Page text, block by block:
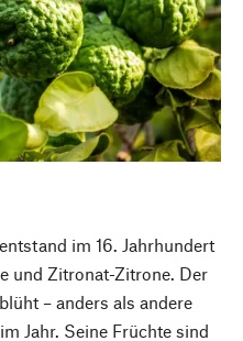
im 16. Jahrhundert
und Zitronat-Zitrone. Der
– anders als andere
Jahr. Seine Früchte sind